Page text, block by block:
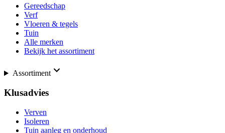
Gereedschap
Verf
Vloeren & tegels
Tuin
Alle merken
Bekijk het assortiment
Assortiment
Klusadvies
Verven
Isoleren
Tuin aanleg en onderhoud